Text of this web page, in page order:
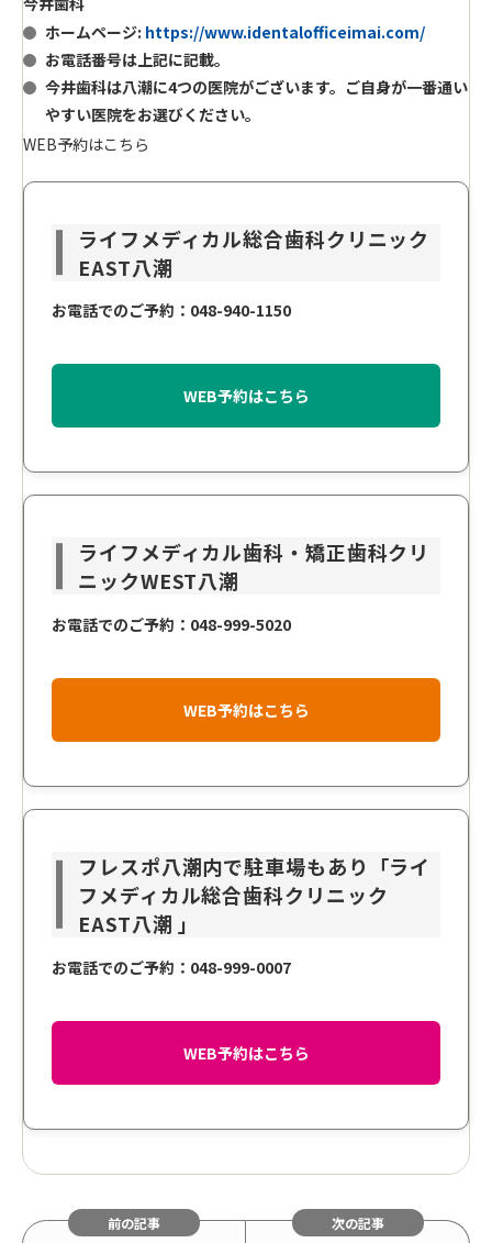
ホームページ: https://www.identalofficeimai.com/
お電話番号は上記に記載。
今井歯科は八潮に4つの医院がございます。ご自身が一番通い
やすい医院をお選びください。
WEB予約はこちら
ライフメディカル総合歯科クリニック
EAST八潮
お電話でのご予約：048-940-1150
WEB予約はこちら
ライフメディカル歯科・矯正歯科クリ
ニックWEST八潮
お電話でのご予約：048-999-5020
WEB予約はこちら
フレスポ八潮内で駐車場もあり「ライ
フメディカル総合歯科クリニック
EAST八潮 」
お電話でのご予約：048-999-0007
WEB予約はこちら
前の記事 次の記事